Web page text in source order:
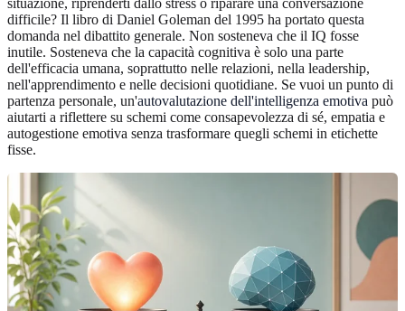
difficile? Il libro di Daniel Goleman del 1995 ha portato questa
domanda nel dibattito generale. Non sosteneva che il IQ fosse
inutile. Sosteneva che la capacità cognitiva è solo una parte
dell'efficacia umana, soprattutto nelle relazioni, nella leadership,
nell'apprendimento e nelle decisioni quotidiane. Se vuoi un punto di
partenza personale, un'autovalutazione dell'intelligenza emotiva può
aiutarti a riflettere su schemi come consapevolezza di sé, empatia e
autogestione emotiva senza trasformare quegli schemi in etichette
fisse.